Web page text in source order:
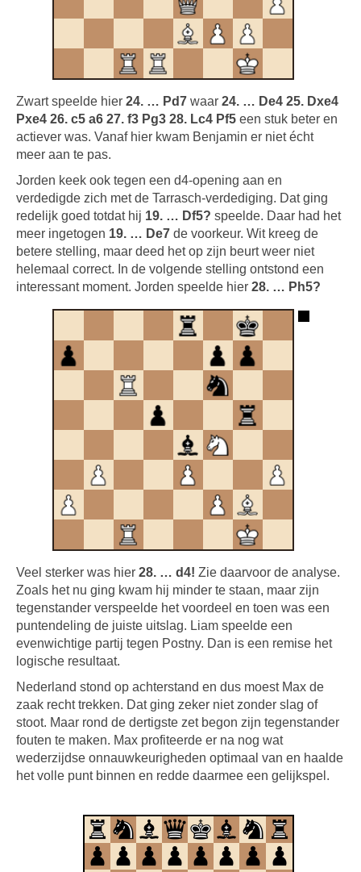
Zwart speelde hier 24. … Pd7 waar 24. … De4 25. Dxe4
Pxe4 26. c5 a6 27. f3 Pg3 28. Lc4 Pf5 een stuk beter en
actiever was. Vanaf hier kwam Benjamin er niet écht
meer aan te pas.
Jorden keek ook tegen een d4-opening aan en
verdedigde zich met de Tarrasch-verdediging. Dat ging
redelijk goed totdat hij 19. … Df5? speelde. Daar had het
meer ingetogen 19. … De7 de voorkeur. Wit kreeg de
betere stelling, maar deed het op zijn beurt weer niet
helemaal correct. In de volgende stelling ontstond een
interessant moment. Jorden speelde hier 28. … Ph5?
Veel sterker was hier 28. … d4! Zie daarvoor de analyse.
Zoals het nu ging kwam hij minder te staan, maar zijn
tegenstander verspeelde het voordeel en toen was een
puntendeling de juiste uitslag. Liam speelde een
evenwichtige partij tegen Postny. Dan is een remise het
logische resultaat.
Nederland stond op achterstand en dus moest Max de
zaak recht trekken. Dat ging zeker niet zonder slag of
stoot. Maar rond de dertigste zet begon zijn tegenstander
fouten te maken. Max profiteerde er na nog wat
wederzijdse onnauwkeurigheden optimaal van en haalde
het volle punt binnen en redde daarmee een gelijkspel.